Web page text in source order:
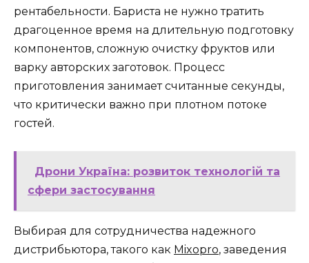
рентабельности. Бариста не нужно тратить
драгоценное время на длительную подготовку
компонентов, сложную очистку фруктов или
варку авторских заготовок. Процесс
приготовления занимает считанные секунды,
что критически важно при плотном потоке
гостей.
Дрони Україна: розвиток технологій та
сфери застосування
Выбирая для сотрудничества надежного
дистрибьютора, такого как Mixopro, заведения